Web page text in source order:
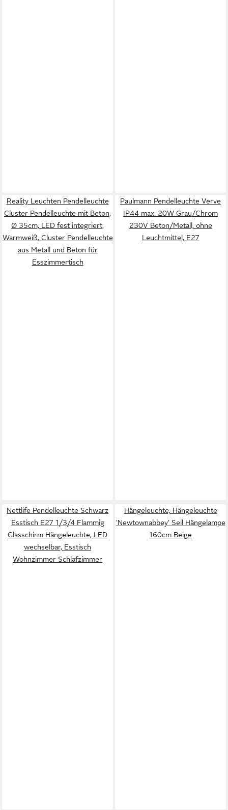
Reality Leuchten Pendelleuchte
Cluster Pendelleuchte mit Beton,
Ø 35cm, LED fest integriert,
Warmweiß, Cluster Pendelleuchte
aus Metall und Beton für
Esszimmertisch
Paulmann Pendelleuchte Verve
IP44 max. 20W Grau/Chrom
230V Beton/Metall, ohne
Leuchtmittel, E27
Nettlife Pendelleuchte Schwarz
Esstisch E27 1/3/4 Flammig
Glasschirm Hängeleuchte, LED
wechselbar, Esstisch
Wohnzimmer Schlafzimmer
Hängeleuchte, Hängeleuchte
'Newtownabbey' Seil Hängelampe
160cm Beige